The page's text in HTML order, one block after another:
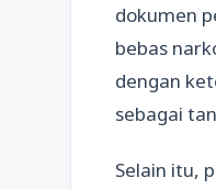
dokumen
bebas
dengan
sebagai
Selain itu,